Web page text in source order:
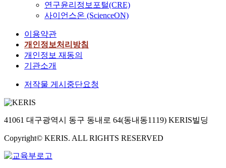
연구윤리정보포털(CRE)
사이언스온 (ScienceON)
이용약관
개인정보처리방침
개인정보 재동의
기관소개
저작물 게시중단요청
41061 대구광역시 동구 동내로 64(동내동1119) KERIS빌딩
Copyright© KERIS. ALL RIGHTS RESERVED